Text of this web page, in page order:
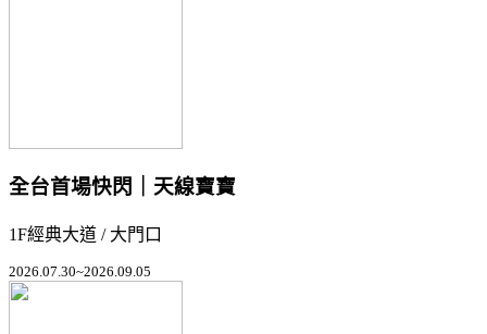
全台首場快閃｜天線寶寶
1F經典大道 / 大門口
2026.07.30~2026.09.05